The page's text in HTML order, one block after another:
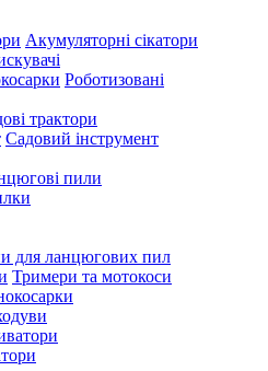
Акумуляторні сікатори
Роботизовані
трактори
Садовий інструмент
пили
для ланцюгових пил
Тримери та мотокоси